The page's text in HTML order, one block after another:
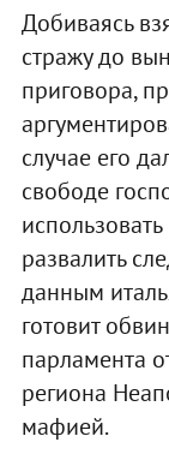
Добиваясь
стражу до
приговора,
случае его
свободе
развалить
данным
готовит
парламента
региона
мафией.